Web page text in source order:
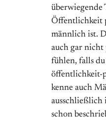
überwiegende
Öffentlichkeit
männlich ist.
auch gar
fühlen, falls
öffentlichkeit-
kenne auch
ausschließlich
schon